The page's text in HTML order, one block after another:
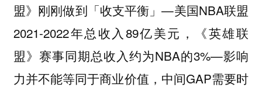
盟》刚刚做到「收支平衡」—美国NBA联盟
2021-2022年总收入89亿美元，《英雄联
盟》赛事同期总收入约为NBA的3%—影响
力并不能等同于商业价值，中间GAP需要时